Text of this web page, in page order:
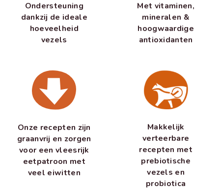
Ondersteuning
dankzij de ideale
hoeveelheid
vezels
Met vitaminen,
mineralen &
hoogwaardige
antioxidanten
Onze recepten zijn
graanvrij en zorgen
voor een vleesrijk
eetpatroon met
veel eiwitten
Makkelijk
verteerbare
recepten met
prebiotische
vezels en
probiotica